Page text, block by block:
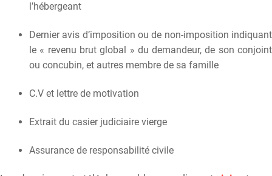
l’hébergeant
Dernier avis d’imposition ou de non-imposition indiquant
le « revenu brut global » du demandeur, de son conjoint
ou concubin, et autres membre de sa famille
C.V et lettre de motivation
Extrait du casier judiciaire vierge
Assurance de responsabilité civile